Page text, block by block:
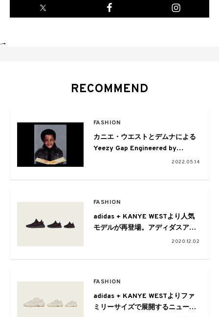
-->
RECOMMEND
FASHION
カニエ・ウエストとデムナによる
Yeezy Gap Engineered by
2022.05.14
FASHION
adidas + KANYE WESTより人気
モデルが再登場。アディダスアプ
リにて抽選販売の登録受付中2020.12.02
FASHION
adidas + KANYE WESTよりファ
ミリーサイズで展開するニューカ